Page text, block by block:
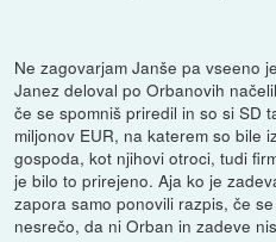
Ne zagovarjam Janše pa vseeno
Janez deloval po Orbanovih
če se spomniš priredil in so si SD
miljonov EUR, na katerem so bile
gospoda, kot njihovi otroci, tudi
je bilo to prirejeno. Aja ko je
zapora samo ponovili razpis, če
nesrečo, da ni Orban in zadeve